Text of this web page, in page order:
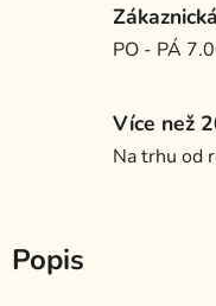
PO - PÁ
Více než
Na trhu od
Popis